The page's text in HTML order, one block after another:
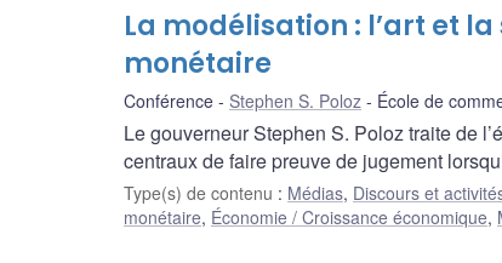
La modélisation : l’art et
monétaire
Conférence Stephen S. Poloz École de
Le gouverneur Stephen S. Poloz traite de
centraux de faire preuve de jugement
Type(s) de contenu : Médias, Discours et
monétaire, Économie / Croissance économique,